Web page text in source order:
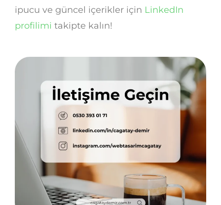
ipucu ve güncel içerikler için LinkedIn
profilimi takipte kalın!